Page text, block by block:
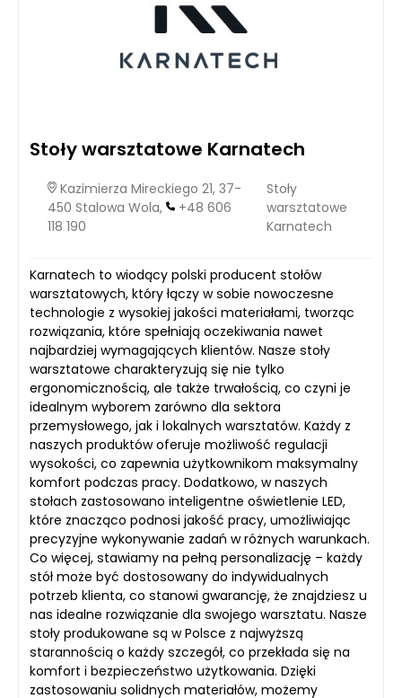
Stoły warsztatowe Karnatech
Kazimierza Mireckiego 21, 37-
450 Stalowa Wola,
+48 606
118 190
Stoły
warsztatowe
Karnatech
Karnatech to wiodący polski producent stołów
warsztatowych, który łączy w sobie nowoczesne
technologie z wysokiej jakości materiałami, tworząc
rozwiązania, które spełniają oczekiwania nawet
najbardziej wymagających klientów. Nasze stoły
warsztatowe charakteryzują się nie tylko
ergonomicznością, ale także trwałością, co czyni je
idealnym wyborem zarówno dla sektora
przemysłowego, jak i lokalnych warsztatów. Każdy z
naszych produktów oferuje możliwość regulacji
wysokości, co zapewnia użytkownikom maksymalny
komfort podczas pracy. Dodatkowo, w naszych
stołach zastosowano inteligentne oświetlenie LED,
które znacząco podnosi jakość pracy, umożliwiając
precyzyjne wykonywanie zadań w różnych warunkach.
Co więcej, stawiamy na pełną personalizację – każdy
stół może być dostosowany do indywidualnych
potrzeb klienta, co stanowi gwarancję, że znajdziesz u
nas idealne rozwiązanie dla swojego warsztatu. Nasze
stoły produkowane są w Polsce z najwyższą
starannością o każdy szczegół, co przekłada się na
komfort i bezpieczeństwo użytkowania. Dzięki
zastosowaniu solidnych materiałów, możemy